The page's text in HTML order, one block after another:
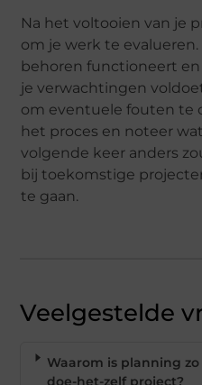
Na het voltooien van je
om je werk te
behoren functioneert
je verwachtingen
om eventuele fouten te
het proces en noteer
volgende keer anders
bij toekomstige
te gaan.
Veelgestelde
Waarom is planning
doe-het-zelf project?